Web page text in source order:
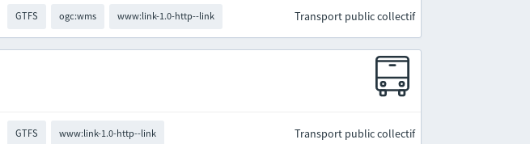
GTFS ogc:wms www:link-1.0-http--link Transport public collectif
GTFS www:link-1.0-http--link Transport public collectif